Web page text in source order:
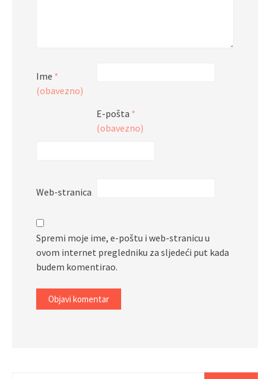
Ime *
(obavezno)
E-pošta *
(obavezno)
Web-stranica
Spremi moje ime, e-poštu i web-stranicu u
ovom internet pregledniku za sljedeći put kada
budem komentirao.